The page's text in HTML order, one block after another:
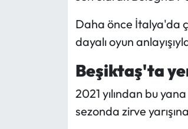
Daha önce İtalya'da
dayalı oyun
Beşiktaş'ta
2021 yılından bu
sezonda zirve